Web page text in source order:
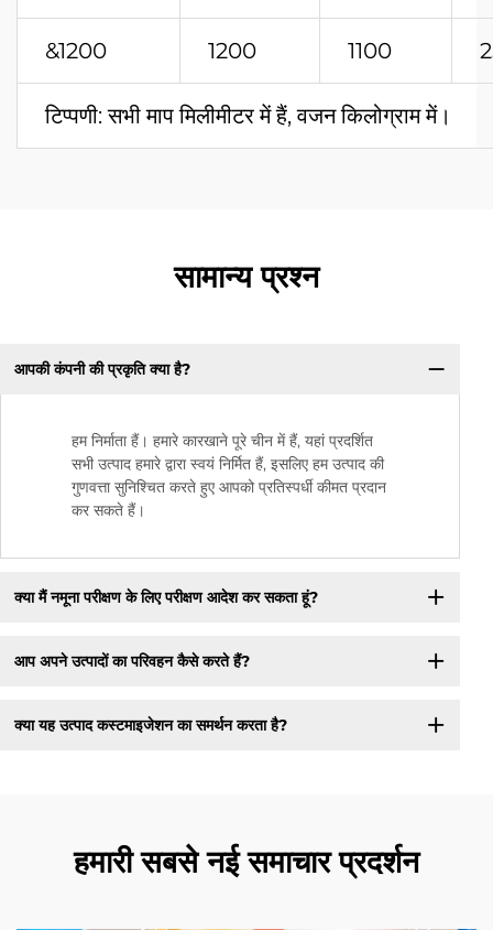
&1200 1200 1100
टिप्पणी: सभी माप मिलीमीटर में हैं, वजन किलोग्राम में।
सामान्य प्रश्न
आपकी कंपनी की प्रकृति क्या है?
हम निर्माता हैं। हमारे कारखाने पूरे चीन में हैं, यहां प्रदर्शित
सभी उत्पाद हमारे द्वारा स्वयं निर्मित हैं, इसलिए हम उत्पाद की
गुणवत्ता सुनिश्चित करते हुए आपको प्रतिस्पर्धी कीमत प्रदान
कर सकते हैं।
क्या मैं नमूना परीक्षण के लिए परीक्षण आदेश कर सकता हूं?
आप अपने उत्पादों का परिवहन कैसे करते हैं?
क्या यह उत्पाद कस्टमाइजेशन का समर्थन करता है?
हमारी सबसे नई समाचार प्रदर्शन